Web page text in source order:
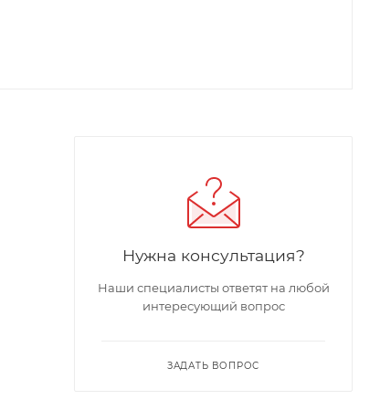
Нужна консультация?
Наши специалисты ответят на любой
интересующий вопрос
ЗАДАТЬ ВОПРОС